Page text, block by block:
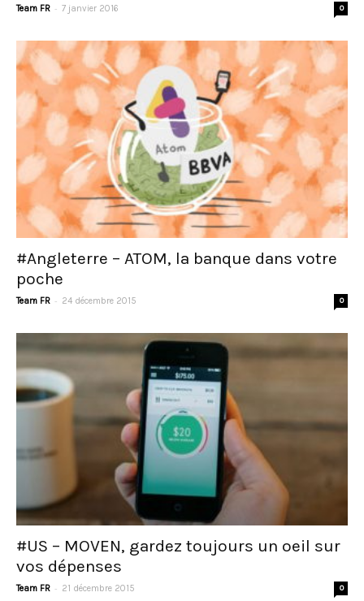
Team FR - 7 janvier 2016 0
#Angleterre – ATOM, la banque dans votre
poche
Team FR - 24 décembre 2015 0
#US – MOVEN, gardez toujours un oeil sur
vos dépenses
Team FR - 21 décembre 2015 0